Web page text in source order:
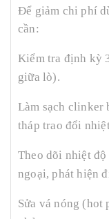
Để giảm chi phí
cần:
Kiểm tra định kỳ
giữa lò).
Làm sạch clinker
tháp trao đổi
Theo dõi nhiệt độ
ngoại, phát hiện
Sửa vá nóng